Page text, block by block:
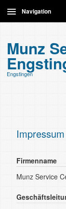
Navigation
Leistungen
Munz
Engstingen
Impressum
Firmenname
Munz Service